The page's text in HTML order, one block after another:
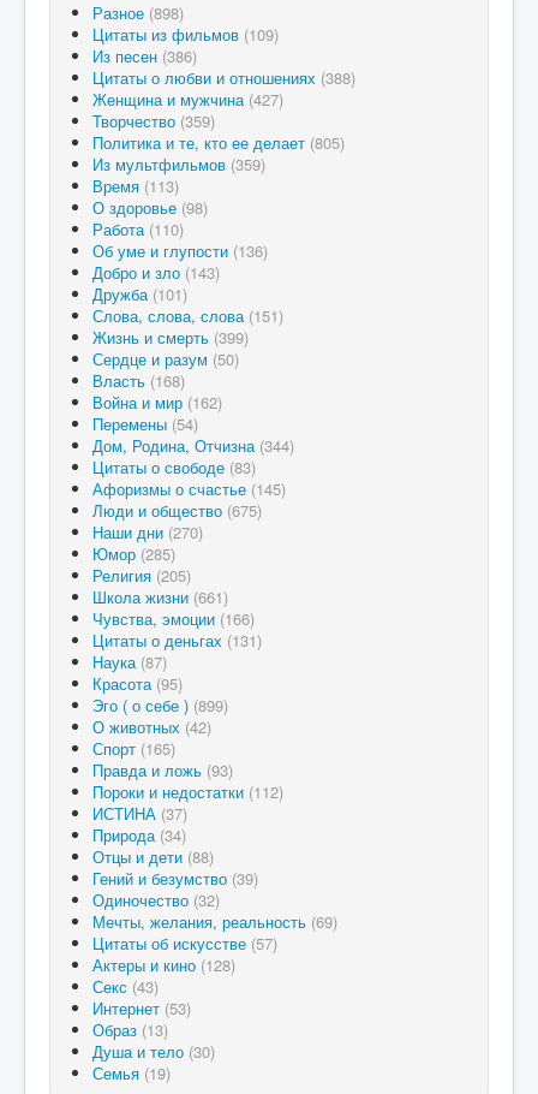
Разное (898)
Цитаты из фильмов (109)
Из песен (386)
Цитаты о любви и отношениях (388)
Женщина и мужчина (427)
Творчество (359)
Политика и те, кто ее делает (805)
Из мультфильмов (359)
Время (113)
О здоровье (98)
Работа (110)
Об уме и глупости (136)
Добро и зло (143)
Дружба (101)
Слова, слова, слова (151)
Жизнь и смерть (399)
Сердце и разум (50)
Власть (168)
Война и мир (162)
Перемены (54)
Дом, Родина, Отчизна (344)
Цитаты о свободе (83)
Афоризмы о счастье (145)
Люди и общество (675)
Наши дни (270)
Юмор (285)
Религия (205)
Школа жизни (661)
Чувства, эмоции (166)
Цитаты о деньгах (131)
Наука (87)
Красота (95)
Эго ( о себе ) (899)
О животных (42)
Спорт (165)
Правда и ложь (93)
Пороки и недостатки (112)
ИСТИНА (37)
Природа (34)
Отцы и дети (88)
Гений и безумство (39)
Одиночество (32)
Мечты, желания, реальность (69)
Цитаты об искусстве (57)
Актеры и кино (128)
Секс (43)
Интернет (53)
Образ (13)
Душа и тело (30)
Семья (19)